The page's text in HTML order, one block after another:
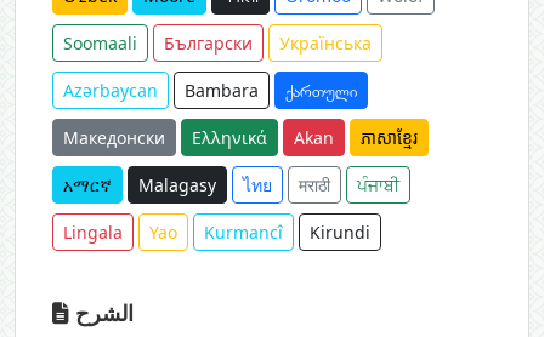
Soomaali Български Українська
Azərbaycan Bambara ქართული
Македонски Ελληνικά Akan ភាសាខ្មែរ
አማርኛ Malagasy ไทย मराठी ਪੰਜਾਬੀ
Lingala Yao Kurmancî Kirundi
الشرح